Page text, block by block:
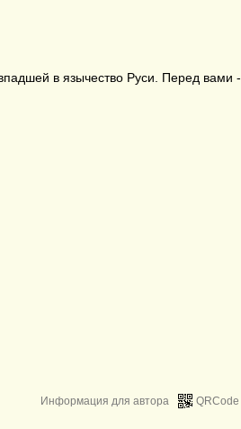
в язычество Руси. Перед вами -
QRCode
Информация для автора